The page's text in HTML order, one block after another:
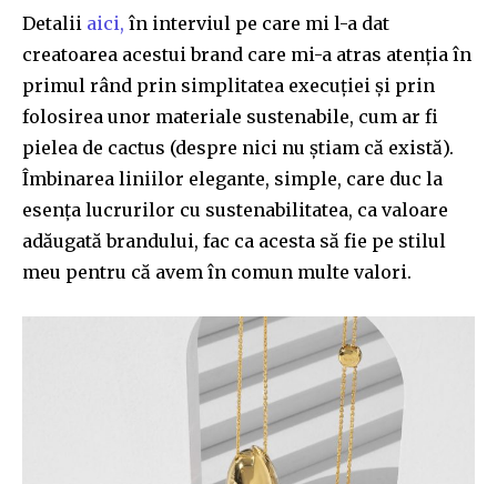
Detalii aici, în interviul pe care mi l-a dat
creatoarea acestui brand care mi-a atras atenția în
primul rând prin simplitatea execuției și prin
folosirea unor materiale sustenabile, cum ar fi
pielea de cactus (despre nici nu știam că există).
Îmbinarea liniilor elegante, simple, care duc la
esența lucrurilor cu sustenabilitatea, ca valoare
adăugată brandului, fac ca acesta să fie pe stilul
meu pentru că avem în comun multe valori.